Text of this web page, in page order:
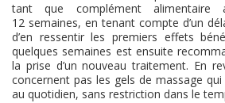
tant que complément
12 semaines, en tenant compte d’un
d’en ressentir les premiers effets
quelques semaines est ensuite
la prise d’un nouveau traitement. En
concernent pas les gels de massage
au quotidien, sans restriction dans le